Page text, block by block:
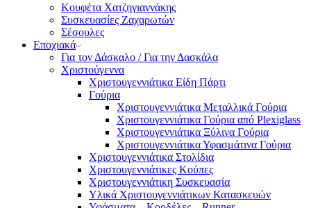
Κουφέτα Χατζηγιαννάκης
Συσκευασίες Ζαχαρωτών
Σέσουλες
Εποχιακά
Για τον Δάσκαλο / Για την Δασκάλα
Χριστούγεννα
Χριστουγεννιάτικα Είδη Πάρτι
Γούρια
Χριστουγεννιάτικα Μεταλλικά Γούρια
Χριστουγεννιάτικα Γούρια από Plexiglass
Χριστουγεννιάτικα Ξύλινα Γούρια
Χριστουγεννιάτικα Υφασμάτινα Γούρια
Χριστουγεννιάτικα Στολίδια
Χριστουγεννιάτικες Κούπες
Χριστουγεννιάτικη Συσκευασία
Υλικά Χριστουγεννιάτικων Κατασκευών